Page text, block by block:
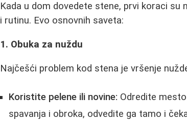
Kada u dom dovedete stene, prvi koraci su
i rutinu. Evo osnovnih saveta:
1. Obuka za nuždu
Najčešći problem kod stena je vršenje
Koristite pelene ili novine: Odredite
spavanja i obroka, odvedite ga tamo i